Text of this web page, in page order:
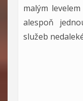
malým
alespoň
služeb